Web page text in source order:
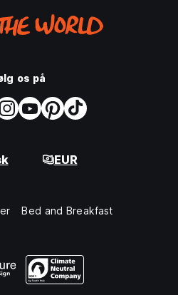
os på
EUR
Bed and Breakfast